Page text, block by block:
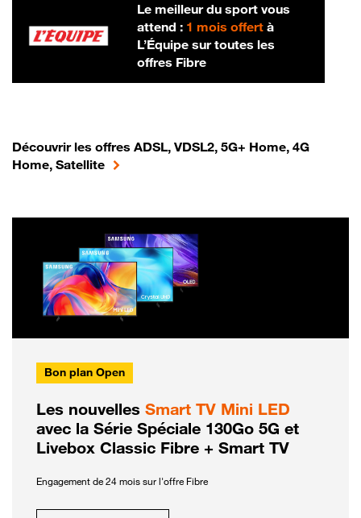
Le meilleur du sport vous
attend : 1 mois offertà
L’Équipe sur toutes les
offres Fibre
Découvrir les offres ADSL, VDSL2, 5G+ Home, 4G
Home, Satellite
Bon plan Open
Les nouvelles Smart TV Mini LED
avec la Série Spéciale 130Go 5G et
Livebox Classic Fibre + Smart TV
Engagement de 24 mois sur l'offre Fibre